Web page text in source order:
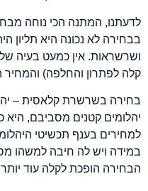
לדעתנו, המתנה הכי נוחה
בבחירה לא נכונה היא תליון
ושרשראות. אין כמעט בעיה
קלה לפתרון והחלפה) והמחיר
בחירה בשרשרת קלאסית –
יהלומים קטנים מסביבם, היא
למחירים בענף תכשיטי
במידה ויש לה חיבה למשהו
הבחירה הופכת לקלה עוד